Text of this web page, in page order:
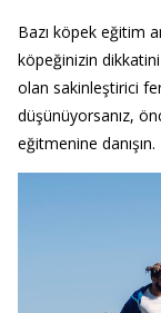
Bazı köpek eğitim
köpeğinizin
olan sakinleştirici
düşünüyorsanız,
eğitmenine danışın.